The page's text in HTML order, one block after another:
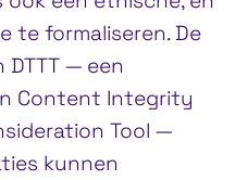
te formaliseren. De
— een
Content Integrity
Tool —
kunnen